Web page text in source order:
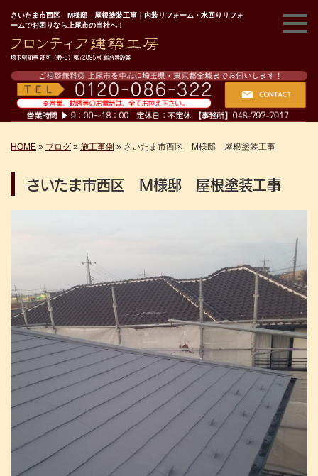
さいたま市西区 M様邸 屋根塗装工事｜内装リフォーム・水回りリフォ
ームでお困りなら上尾市の当社へ！
HOME » ブログ » 施工事例 » さいたま市西区 M様邸 屋根塗装工事
さいたま市西区 M様邸 屋根塗装工事